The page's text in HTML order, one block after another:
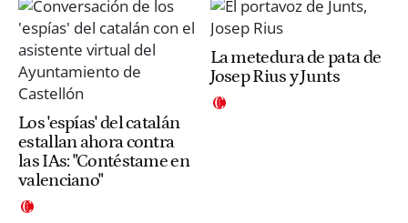
Los 'espías' del catalán
estallan ahora contra
las IAs: "Contéstame en
valenciano"
La metedura de pata de
Josep Rius y Junts